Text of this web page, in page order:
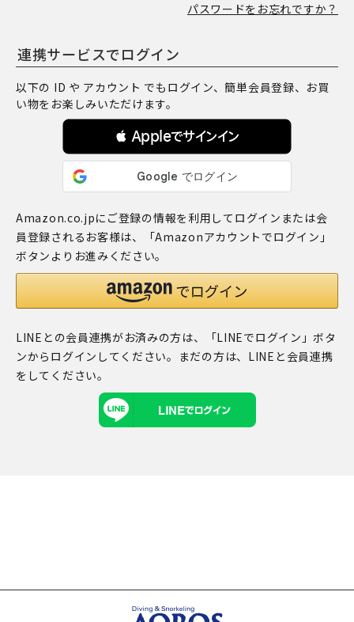
パスワードをお忘れですか？
連携サービスでログイン
以下の ID や アカウント でもログイン、簡単会員登録、お買
い物をお楽しみいただけます。
 Appleでサインイン
Amazon.co.jpにご登録の情報を利用してログインまたは会
員登録されるお客様は、「Amazonアカウントでログイン」
ボタンよりお進みください。
LINEとの会員連携がお済みの方は、「LINEでログイン」ボタ
ンからログインしてください。まだの方は、 LINEと会員連携
をしてください。